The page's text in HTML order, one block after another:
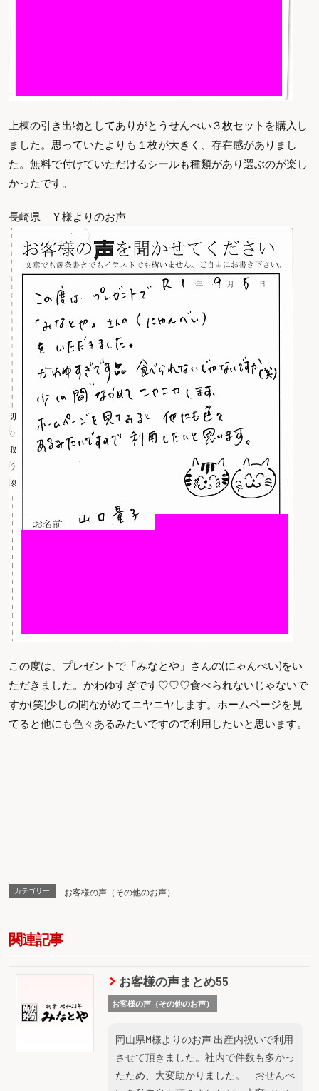
上棟の引き出物としてありがとうせんべい３枚セットを購入し
ました。思っていたよりも１枚が大きく、存在感がありまし
た。無料で付けていただけるシールも種類があり選ぶのが楽し
かったです。
長崎県 Ｙ様よりのお声
この度は、プレゼントで「みなとや」さんの(にゃんべい)をい
ただきました。かわゆすぎです♡♡♡食べられないじゃないで
すか(笑)少しの間ながめてニヤニヤします。ホームページを見
てると他にも色々あるみたいですので利用したいと思います。
カテゴリー お客様の声（その他のお声）
関連記事
お客様の声まとめ55
お客様の声（その他のお声）
岡山県M様よりのお声 出産内祝いで利用
させて頂きました。社内で件数も多かっ
たため、大変助かりました。 おせんべ